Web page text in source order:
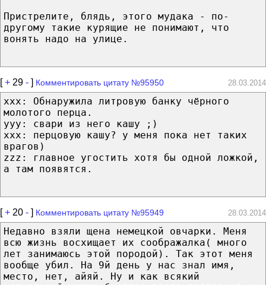
Пристрелите, блядь, этого мудака - по-
другому такие курящие не понимают, что
вонять надо на улице.
[+ 29 - ] Комментировать цитату №95950 28.03.2014
xxx: Обнаружила литровую банку чёрного
молотого перца.
yyy: свари из него кашу ;)
xxx: перцовую кашу? у меня пока нет таких
врагов)
zzz: главное угостить хотя бы одной ложкой,
а там появятся.
[+ 20 - ] Комментировать цитату №95949 28.03.2014
Недавно взяли щена немецкой овчарки. Меня
всю жизнь восхищает их соображалка( много
лет занимаюсь этой породой). Так этот меня
вообще убил. На 9й день у нас знал имя,
место, нет, айяй. Ну и как всякий